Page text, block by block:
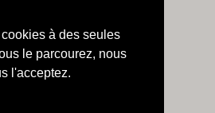
à des seules
le parcourez, nous
l'acceptez.